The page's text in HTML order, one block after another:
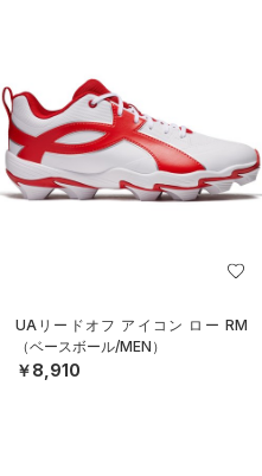
UAリードオフ アイコン ロー RM
（ベースボール/MEN）
￥8,910